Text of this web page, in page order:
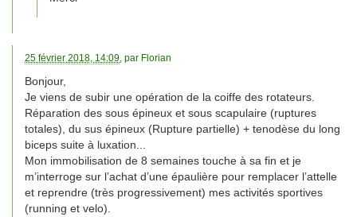
25 février 2018, 14:09, par Florian
Bonjour,
Je viens de subir une opération de la coiffe des rotateurs.
Réparation des sous épineux et sous scapulaire (ruptures
totales), du sus épineux (Rupture partielle) + tenodèse du long
biceps suite à luxation...
Mon immobilisation de 8 semaines touche à sa fin et je
m’interroge sur l’achat d’une épaulière pour remplacer l’attelle
et reprendre (très progressivement) mes activités sportives
(running et velo).